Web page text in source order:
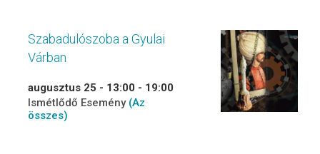
Szabadulószoba a Gyulai
Várban
augusztus 25 - 13:00 - 19:00
Ismétlődő Esemény (Az
összes)